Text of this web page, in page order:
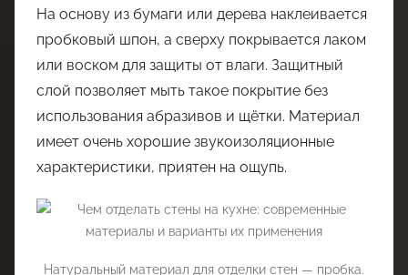
На основу из бумаги или дерева наклеивается
пробковый шпон, а сверху покрывается лаком
или воском для защиты от влаги. Защитный
слой позволяет мыть такое покрытие без
использования абразивов и щётки. Материал
имеет очень хорошие звукоизоляционные
характеристики, приятен на ощупь.
Натуральный материал для отделки стен — пробка.